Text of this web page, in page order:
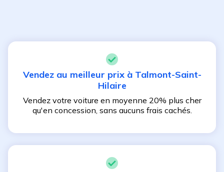
Vendez au meilleur prix à Talmont-Saint-
Hilaire
Vendez votre voiture en moyenne 20% plus cher
qu'en concession, sans aucuns frais cachés.